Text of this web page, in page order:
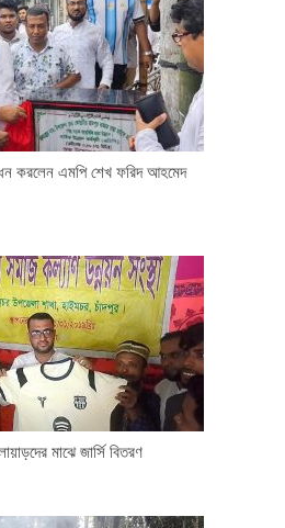
করলেন এমপি শেখ ফরিদ আহমেদ
মাঝে জার্সি বিতরণ